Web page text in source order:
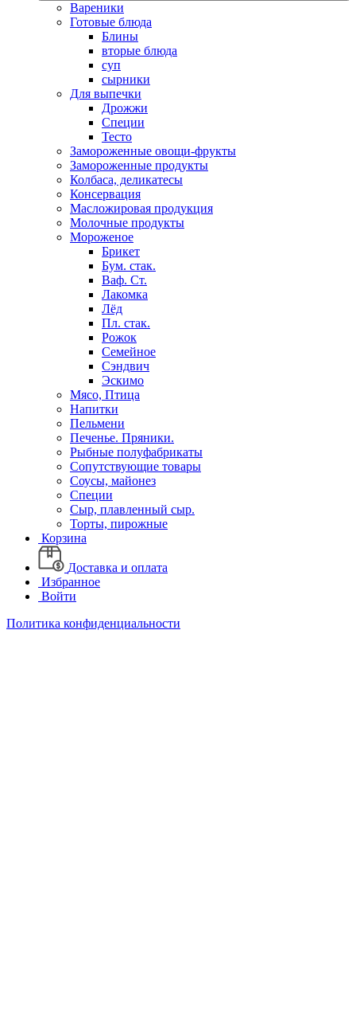
Вареники
Готовые блюда
Блины
вторые блюда
суп
сырники
Для выпечки
Дрожжи
Специи
Тесто
Замороженные овощи-фрукты
Замороженные продукты
Колбаса, деликатесы
Консервация
Масложировая продукция
Молочные продукты
Мороженое
Брикет
Бум. стак.
Ваф. Ст.
Лакомка
Лёд
Пл. стак.
Рожок
Семейное
Сэндвич
Эскимо
Мясо, Птица
Напитки
Пельмени
Печенье. Пряники.
Рыбные полуфабрикаты
Сопутствующие товары
Соусы, майонез
Специи
Сыр, плавленный сыр.
Торты, пирожные
Корзина
Доставка и оплата
Избранное
Войти
Политика конфиденциальности